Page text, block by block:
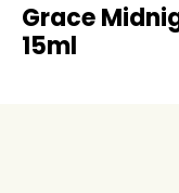
Grace
15ml